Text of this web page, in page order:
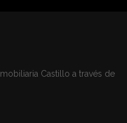
Castillo a través de